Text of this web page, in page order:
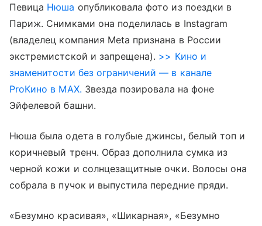
Певица Нюша опубликовала фото из поездки в
Париж. Снимками она поделилась в Instagram
(владелец компания Meta признана в России
экстремистской и запрещена). >> Кино и
знаменитости без ограничений — в канале
ProКино в MAX. Звезда позировала на фоне
Эйфелевой башни.
Нюша была одета в голубые джинсы, белый топ и
коричневый тренч. Образ дополнила сумка из
черной кожи и солнцезащитные очки. Волосы она
собрала в пучок и выпустила передние пряди.
«Безумно красивая», «Шикарная», «Безумно